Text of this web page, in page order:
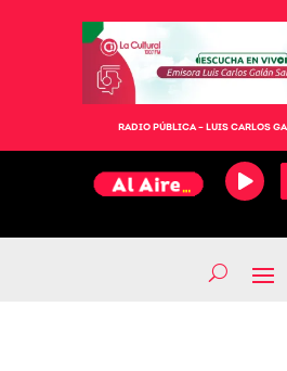
RADIO PÚBLICA – LUIS CARLOS